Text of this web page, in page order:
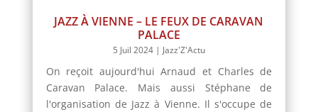
JAZZ À VIENNE – LE FEUX DE CARAVAN
PALACE
5 Juil 2024| Jazz'Z'Actu
On reçoit aujourd'hui Arnaud et Charles de
Caravan Palace. Mais aussi Stéphane de
l'organisation de Jazz à Vienne. Il s'occupe de